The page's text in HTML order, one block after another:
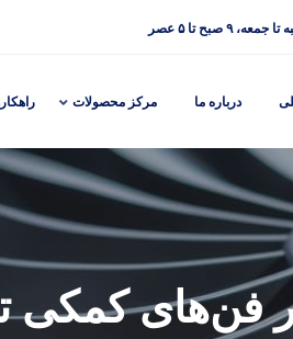
۹ صبح تا ۵ عصر
درباره ما مرکز محصولات
کمکی